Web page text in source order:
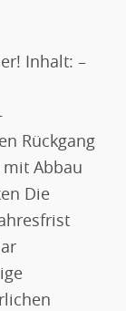
Inhalt: –
Rückgang
mit Abbau
Die